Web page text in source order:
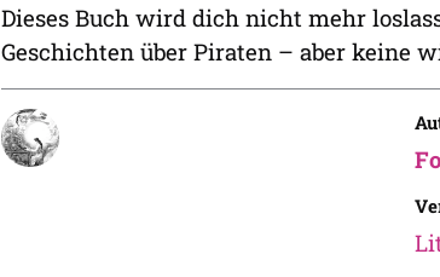
Dieses Buch wird dich nicht mehr
Geschichten über Piraten – aber keine